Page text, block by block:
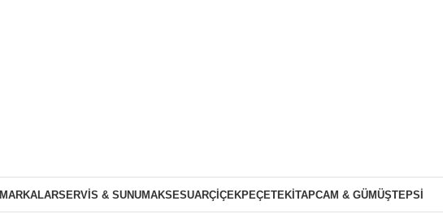
MARKALARSERVIS & SUNUMAKSESUARÇIÇEKPEÇETE KITAPCAM & GÜMÜŞTEPSI